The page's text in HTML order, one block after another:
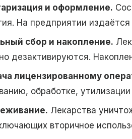
и оформление.
На предприятии
сбор и накопление.
дезактивируются.
лицензированному
обработке,
Лекарства
вторичное